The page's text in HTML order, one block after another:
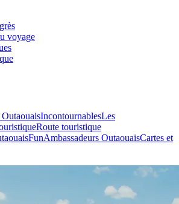
voyage
IncontournablesLes
Route touristique
Ambassadeurs OutaouaisCartes et